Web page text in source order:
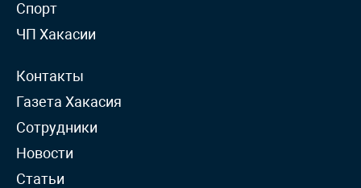
Спорт
ЧП Хакасии
Контакты
Газета Хакасия
Сотрудники
Новости
Статьи